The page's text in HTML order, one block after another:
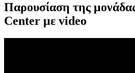
Παρουσίαση της
Center με video